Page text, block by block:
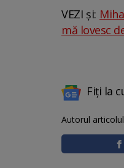
VEZI și:
mă lovesc
Fiți la
Autorul